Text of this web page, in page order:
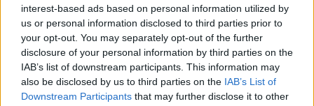
interest-based ads based on personal information utilized by
us or personal information disclosed to third parties prior to
your opt-out. You may separately opt-out of the further
disclosure of your personal information by third parties on the
IAB’s list of downstream participants. This information may
also be disclosed by us to third parties on the IAB’s List of
Downstream Participants that may further disclose it to other